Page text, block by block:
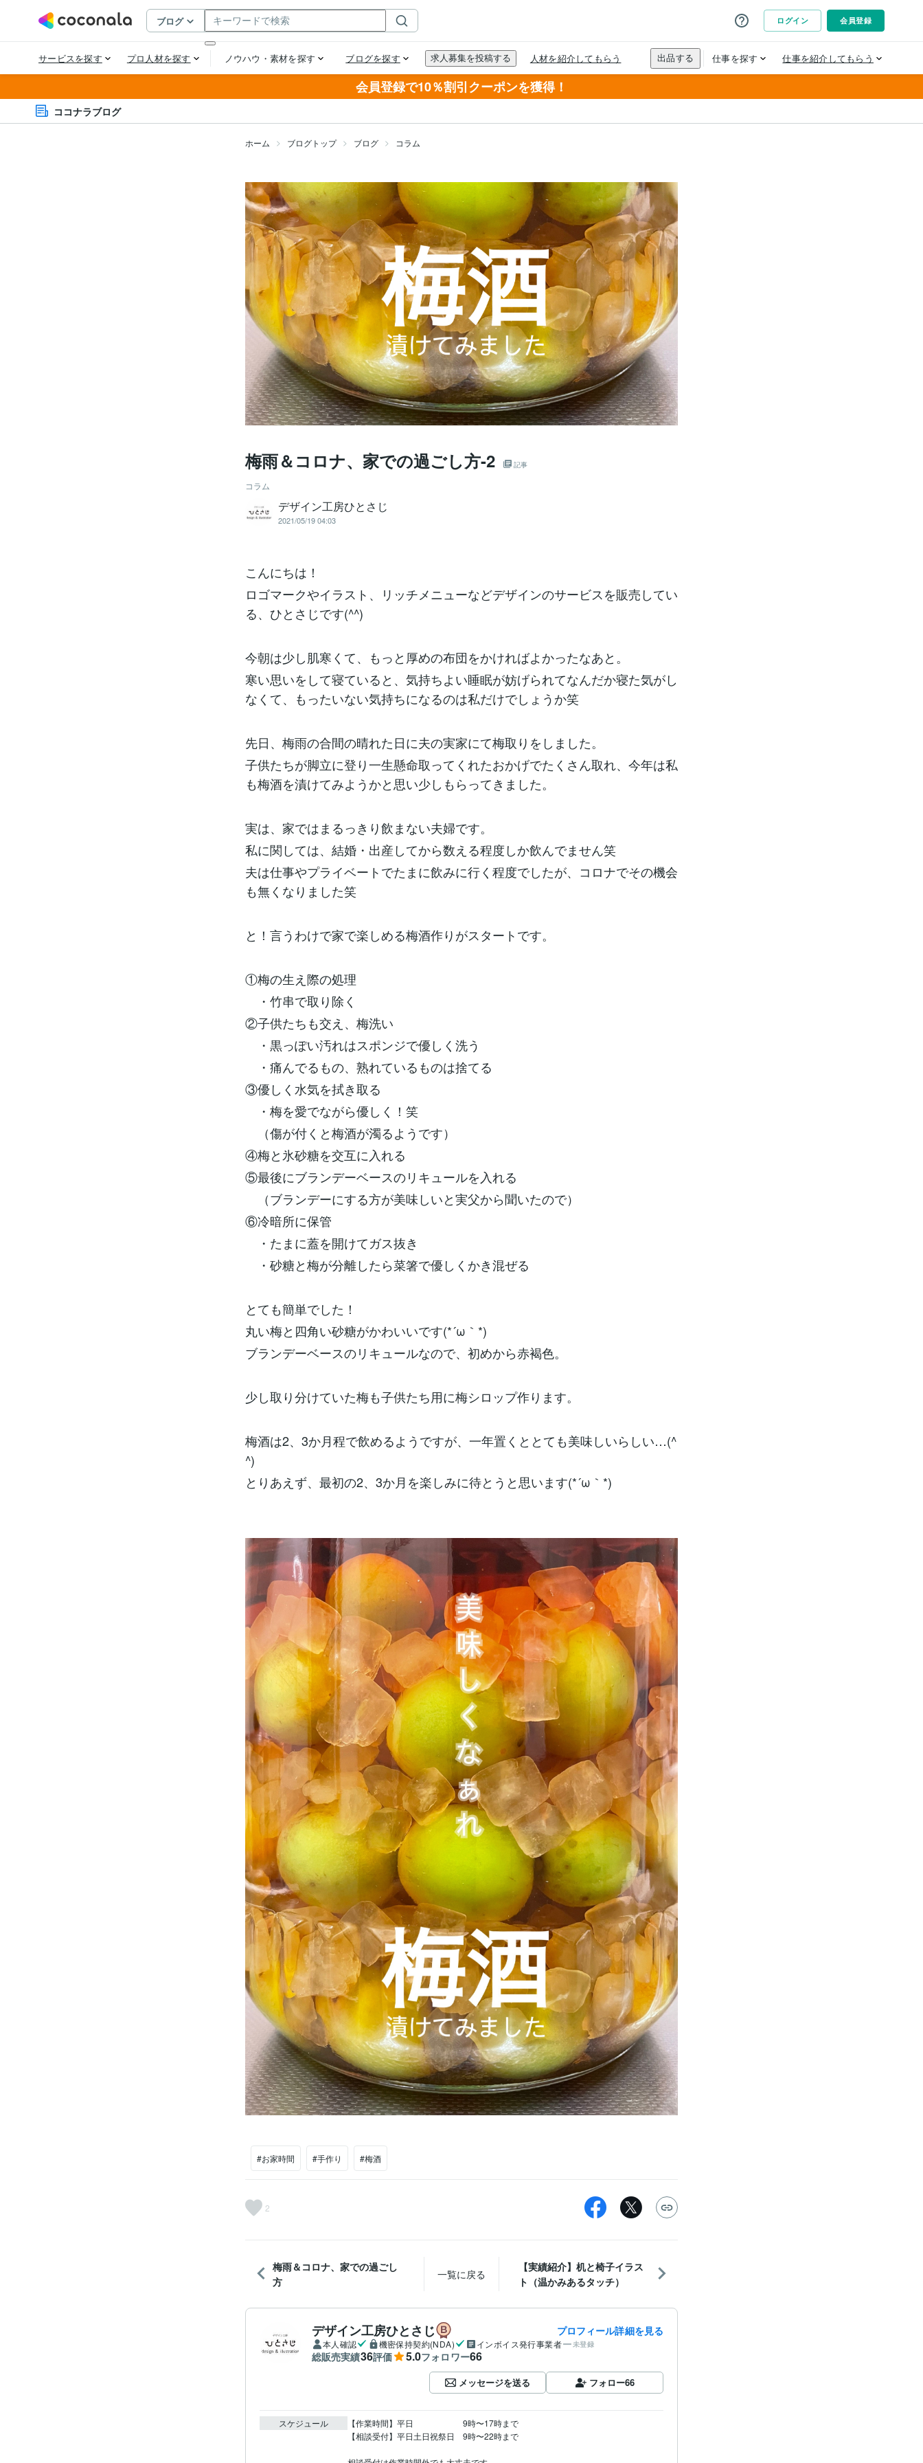
会員登録で10％割引クーポンを獲得！
ココナラブログ
ホーム ブログトップ ブログ コラム
梅雨＆コロナ、家での過ごし方-2 記事
コラム
デザイン工房ひとさじ
2021/05/19 04:03
こんにちは！
ロゴマークやイラスト、リッチメニューなどデザインのサービスを販売してい
る、ひとさじです(^^)
今朝は少し肌寒くて、もっと厚めの布団をかければよかったなあと。
寒い思いをして寝ていると、気持ちよい睡眠が妨げられてなんだか寝た気がし
なくて、もったいない気持ちになるのは私だけでしょうか笑
先日、梅雨の合間の晴れた日に夫の実家にて梅取りをしました。
子供たちが脚立に登り一生懸命取ってくれたおかげでたくさん取れ、今年は私
も梅酒を漬けてみようかと思い少しもらってきました。
実は、家ではまるっきり飲まない夫婦です。
私に関しては、結婚・出産してから数える程度しか飲んでません笑
夫は仕事やプライベートでたまに飲みに行く程度でしたが、コロナでその機会
も無くなりました笑
と！言うわけで家で楽しめる梅酒作りがスタートです。
①梅の生え際の処理
・竹串で取り除く
②子供たちも交え、梅洗い
・黒っぽい汚れはスポンジで優しく洗う
・痛んでるもの、熟れているものは捨てる
③優しく水気を拭き取る
・梅を愛でながら優しく！笑
（傷が付くと梅酒が濁るようです）
④梅と氷砂糖を交互に入れる
⑤最後にブランデーベースのリキュールを入れる
（ブランデーにする方が美味しいと実父から聞いたので）
⑥冷暗所に保管
・たまに蓋を開けてガス抜き
・砂糖と梅が分離したら菜箸で優しくかき混ぜる
とても簡単でした！
丸い梅と四角い砂糖がかわいいです(*´ω｀*)
ブランデーベースのリキュールなので、初めから赤褐色。
少し取り分けていた梅も子供たち用に梅シロップ作ります。
梅酒は2、3か月程で飲めるようですが、一年置くととても美味しいらしい…(^
^)
とりあえず、最初の2、3か月を楽しみに待とうと思います(*´ω｀*)
#お家時間 #手作り #梅酒
2
梅雨＆コロナ、家での過ごし
方
一覧に戻る
【実績紹介】机と椅子イラス
ト（温かみあるタッチ）
デザイン工房ひとさじ プロフィール詳細を見る
本人確認 機密保持契約(NDA) インボイス発行事業者 未登録
総販売実績36評価 5.0フォロワー66
メッセージを送る フォロー66
スケジュール
【作業時間】平日　　　　　　9時〜17時まで
【相談受付】平日土日祝祭日　9時〜22時まで